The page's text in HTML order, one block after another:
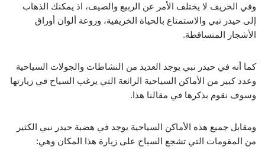
وفي الخريف لا يختلف الأمر عن الربيع والصيف، اذ يمكنك الذهاب
إلى حيدر نبي والاستمتاع بالحياة الخريفية، وروعة ألوان أوراق
الأشجار المتساقطة.
كما أنه في حيدر نبي يوجد العديد من النشاطات والجولات السياحية
وعدد كبير من الأماكن السياحية الرائعة التي يرغب السياح في زيارتها
وسوف نقوم بذكرها في مقالنا هذا.
ومقابل جميع هذه الأماكن السياحية يوجد في هضبة حيدر نبي الكثير
من المقومات التي تشجع السياح على زيارة هذا المكان وهي: